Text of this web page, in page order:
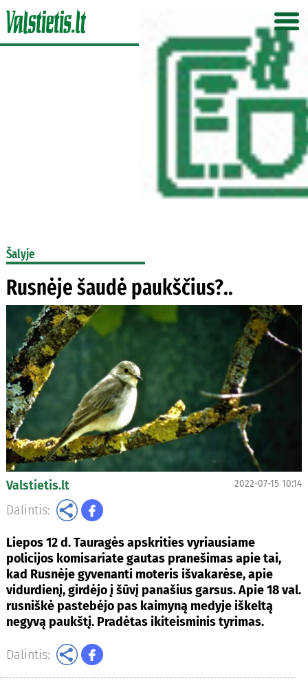
Šalyje
Rusnėje šaudė paukščius?..
Valstietis.lt 2022-07-15 10:14
Dalintis:
Liepos 12 d. Tauragės apskrities vyriausiame
policijos komisariate gautas pranešimas apie tai,
kad Rusnėje gyvenanti moteris išvakarėse, apie
vidurdienį, girdėjo į šūvį panašius garsus. Apie 18 val.
rusniškė pastebėjo pas kaimyną medyje iškeltą
negyvą paukštį. Pradėtas ikiteisminis tyrimas.
Dalintis: